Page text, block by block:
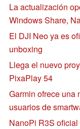
La actualización
Windows Share,
El DJI Neo ya es
unboxing
Llega el nuevo
PixaPlay 54
Garmin ofrece una
usuarios de
NanoPi R3S